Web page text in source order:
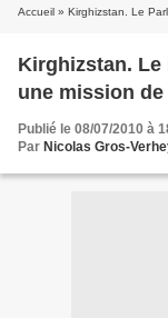
Accueil » Kirghizstan. Le
Kirghizstan. Le
une mission
Publié le 08/07/2010 à
Par Nicolas Gros-